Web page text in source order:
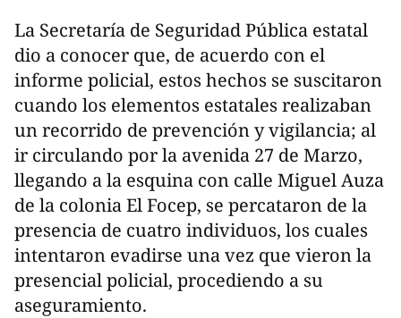
La Secretaría de Seguridad Pública estatal
dio a conocer que, de acuerdo con el
informe policial, estos hechos se suscitaron
cuando los elementos estatales realizaban
un recorrido de prevención y vigilancia; al
ir circulando por la avenida 27 de Marzo,
llegando a la esquina con calle Miguel Auza
de la colonia El Focep, se percataron de la
presencia de cuatro individuos, los cuales
intentaron evadirse una vez que vieron la
presencial policial, procediendo a su
aseguramiento.